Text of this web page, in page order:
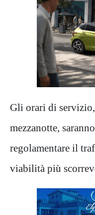
Gli orari di
mezzanotte,
regolamentare il
viabilità più